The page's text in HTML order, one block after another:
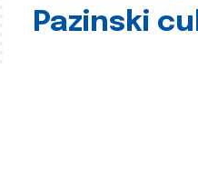
Pazinski